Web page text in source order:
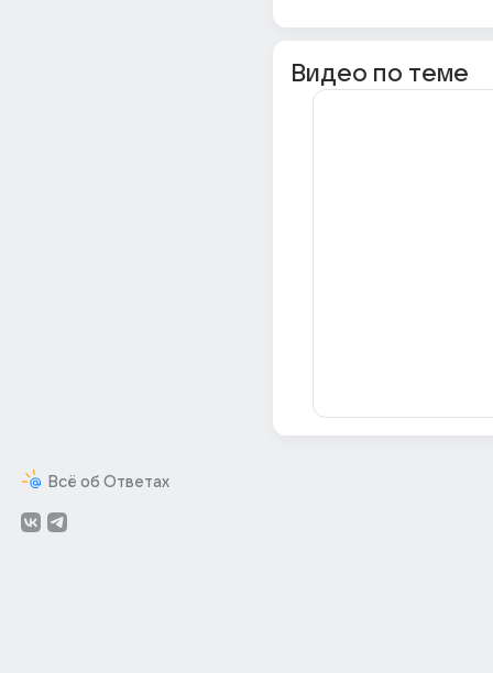
Всё об Ответах
Видео по теме